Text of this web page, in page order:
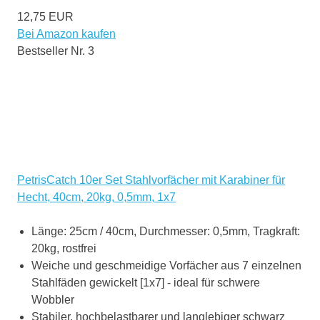
12,75 EUR
Bei Amazon kaufen
Bestseller Nr. 3
PetrisCatch 10er Set Stahlvorfächer mit Karabiner für
Hecht, 40cm, 20kg, 0,5mm, 1x7
Länge: 25cm / 40cm, Durchmesser: 0,5mm, Tragkraft:
20kg, rostfrei
Weiche und geschmeidige Vorfächer aus 7 einzelnen
Stahlfäden gewickelt [1x7] - ideal für schwere
Wobbler
Stabiler, hochbelastbarer und langlebiger schwarz